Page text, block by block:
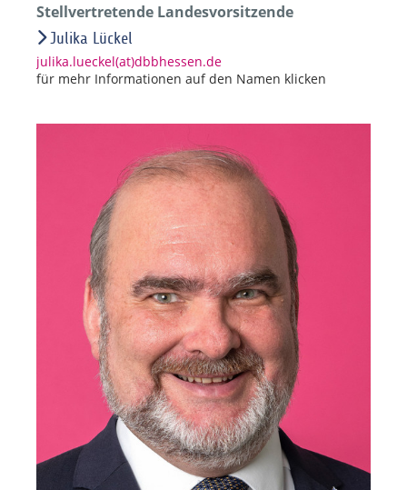
Stellvertretende Landesvorsitzende
Julika Lückel
julika.lueckel(at)dbbhessen.de
für mehr Informationen auf den Namen klicken